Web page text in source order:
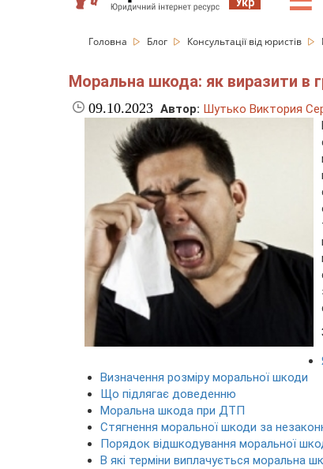
Головна Блог Консультації від юристів
Моральна шкода: як виразити в
09.10.2023 Автор: Шутько Виктория
Визначення розміру моральної шкоди
Що підлягає доведенню
Моральна шкода при ДТП
Стягнення моральної шкоди за
Порядок відшкодування моральної
В які терміни виплачується моральна